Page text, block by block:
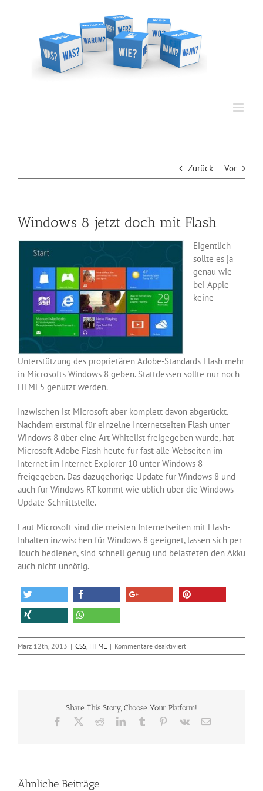
Zurück Vor
Windows 8 jetzt doch mit Flash
Eigentlich
sollte es ja
genau wie
bei Apple
keine
Unterstützung des proprietären Adobe-Standards Flash mehr
in Microsofts Windows 8 geben. Stattdessen sollte nur noch
HTML5 genutzt werden.
Inzwischen ist Microsoft aber komplett davon abgerückt.
Nachdem erstmal für einzelne Internetseiten Flash unter
Windows 8 über eine Art Whitelist freigegeben wurde, hat
Microsoft Adobe Flash heute für fast alle Webseiten im
Internet im Internet Explorer 10 unter Windows 8
freigegeben. Das dazugehörige Update für Windows 8 und
auch für Windows RT kommt wie üblich über die Windows
Update-Schnittstelle.
Laut Microsoft sind die meisten Internetseiten mit Flash-
Inhalten inzwischen für Windows 8 geeignet, lassen sich per
Touch bedienen, sind schnell genug und belasteten den Akku
auch nicht unnötig.
März 12th, 2013 | CSS HTML | Kommentare deaktiviertfür
Windows
Flash
Share This Story, Choose Your Platform!
Facebook RedditLinkedInTumblr Pinterest
Vk
E-
Ähnliche Beiträge